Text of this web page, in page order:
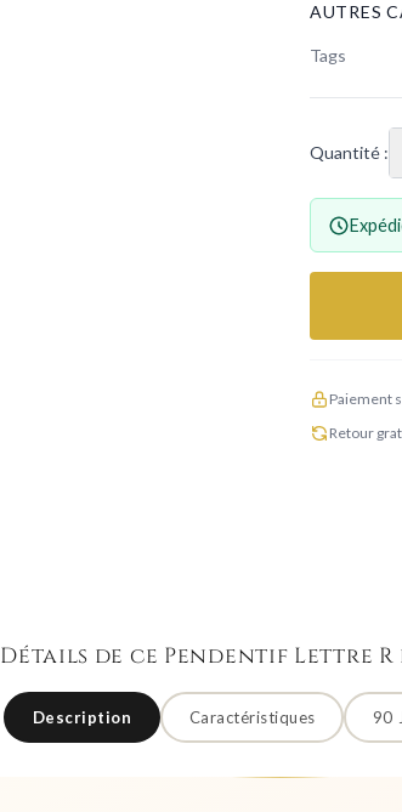
AUTRES
Tags
Quantité :
Paiement
Retour
Détails de ce Pendentif Lettre
Description Caractéristiques 90